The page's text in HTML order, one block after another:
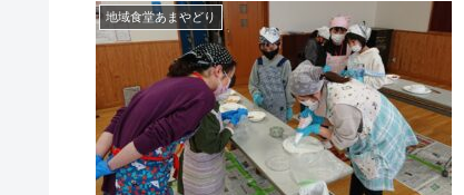
地域食堂あまやどり